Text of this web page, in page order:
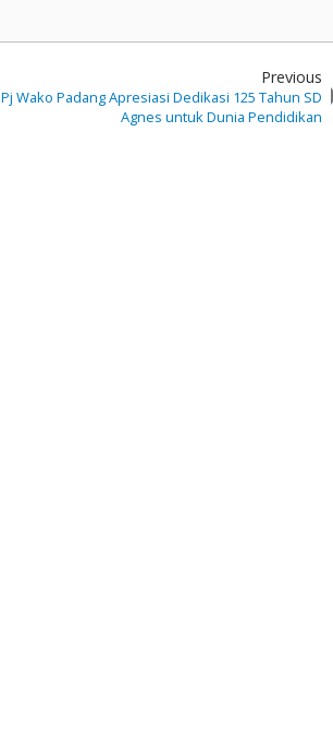
Previous
Pj Wako Padang Apresiasi Dedikasi 125 Tahun SD
Agnes untuk Dunia Pendidikan